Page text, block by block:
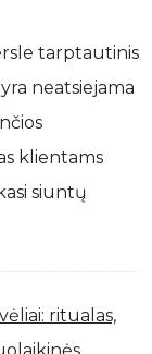
tarptautinis
neatsiejama
klientams
siuntų
ritualas,